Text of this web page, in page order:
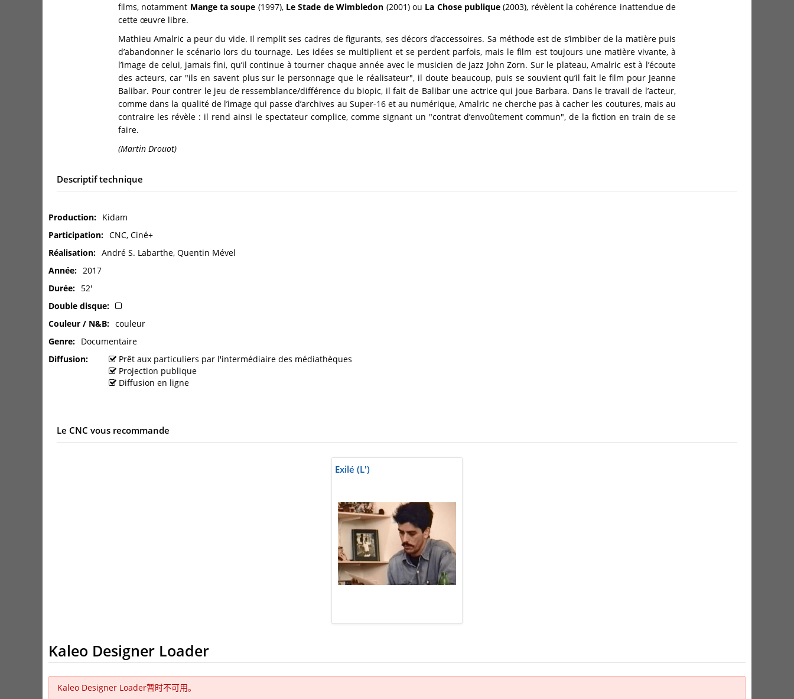
films, notamment Mange ta soupe (1997), Le Stade de Wimbledon (2001) ou La Chose publique(2003), révèlent la cohérence inattendue de
cette œuvre libre.
Mathieu Amalric a peur du vide. Il remplit ses cadres de figurants, ses décors d’accessoires. Sa méthode est de s’imbiber de la matière puis
d’abandonner le scénario lors du tournage. Les idées se multiplient et se perdent parfois, mais le film est toujours une matière vivante, à
l’image de celui, jamais fini, qu’il continue à tourner chaque année avec le musicien de jazz John Zorn. Sur le plateau, Amalric est à l’écoute
des acteurs, car "ils en savent plus sur le personnage que le réalisateur", il doute beaucoup, puis se souvient qu’il fait le film pour Jeanne
Balibar. Pour contrer le jeu de ressemblance/différence du biopic, il fait de Balibar une actrice qui joue Barbara. Dans le travail de l’acteur,
comme dans la qualité de l’image qui passe d’archives au Super-16 et au numérique, Amalric ne cherche pas à cacher les coutures, mais au
contraire les révèle : il rend ainsi le spectateur complice, comme signant un "contrat d’envoûtement commun", de la fiction en train de se
faire.
(Martin Drouot)
Descriptif technique
Production
Kidam
Participation
CNC, Ciné+
Réalisation
André S. Labarthe, Quentin Mével
Année
2017
Durée
52'
Double disque
Couleur / N&B
couleur
Genre
Documentaire
Diffusion
Prêt aux particuliers par l'intermédiaire des médiathèques
Projection publique
Diffusion en ligne
Le CNC vous recommande
Exilé (L')
Kaleo Designer Loader
Kaleo Designer Loader暂时不可用。